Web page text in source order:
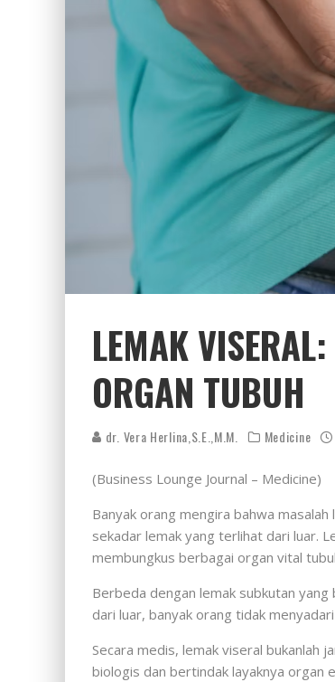
LEMAK
ORGAN TUBUH
dr. Vera Herlina,S.E.,M.M. Medicine
(Business Lounge Journal – Medicine)
Banyak orang mengira bahwa
sekadar lemak yang terlihat dari luar.
membungkus berbagai organ vital
Berbeda dengan lemak subkutan
dari luar, banyak orang tidak
Secara medis, lemak viseral bukanlah
biologis dan bertindak layaknya organ